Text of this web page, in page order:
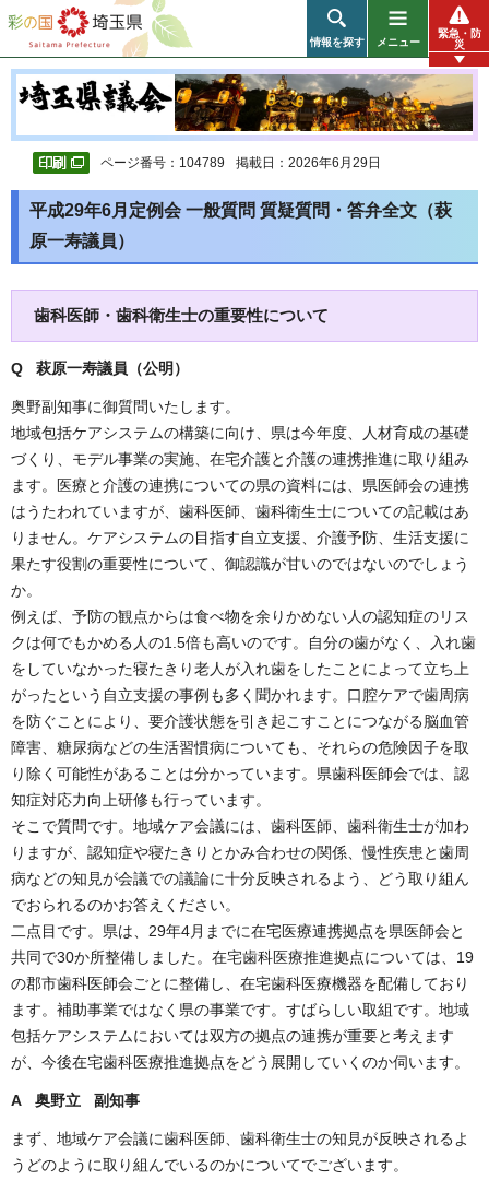
彩の国 埼玉県
情報を探す メニュー
緊急・防
災
ページ番号：104789 掲載日：2026年6月29日
平成29年6月定例会 一般質問 質疑質問・答弁全文（萩
原一寿議員）
歯科医師・歯科衛生士の重要性について
Q 萩原一寿議員（公明 ）
奥野副知事に御質問いたします。
地域包括ケアシステムの構築に向け、県は今年度、人材育成の基礎
づくり、モデル事業の実施、在宅介護と介護の連携推進に取り組み
ます。医療と介護の連携についての県の資料には、県医師会の連携
はうたわれていますが、歯科医師、歯科衛生士についての記載はあ
りません。ケアシステムの目指す自立支援、介護予防、生活支援に
果たす役割の重要性について、御認識が甘いのではないのでしょう
か。
例えば、予防の観点からは食べ物を余りかめない人の認知症のリス
クは何でもかめる人の1.5倍も高いのです。自分の歯がなく、入れ歯
をしていなかった寝たきり老人が入れ歯をしたことによって立ち上
がったという自立支援の事例も多く聞かれます。口腔ケアで歯周病
を防ぐことにより、要介護状態を引き起こすことにつながる脳血管
障害、糖尿病などの生活習慣病についても、それらの危険因子を取
り除く可能性があることは分かっています。県歯科医師会では、認
知症対応力向上研修も行っています。
そこで質問です。地域ケア会議には、歯科医師、歯科衛生士が加わ
りますが、認知症や寝たきりとかみ合わせの関係、慢性疾患と歯周
病などの知見が会議での議論に十分反映されるよう、どう取り組ん
でおられるのかお答えください。
二点目です。県は、29年4月までに在宅医療連携拠点を県医師会と
共同で30か所整備しました。在宅歯科医療推進拠点については、19
の郡市歯科医師会ごとに整備し、在宅歯科医療機器を配備しており
ます。補助事業ではなく県の事業です。すばらしい取組です。地域
包括ケアシステムにおいては双方の拠点の連携が重要と考えます
が、今後在宅歯科医療推進拠点をどう展開していくのか伺います。
A 奥野立 副知事
まず、地域ケア会議に歯科医師、歯科衛生士の知見が反映されるよ
うどのように取り組んでいるのかについてでございます。